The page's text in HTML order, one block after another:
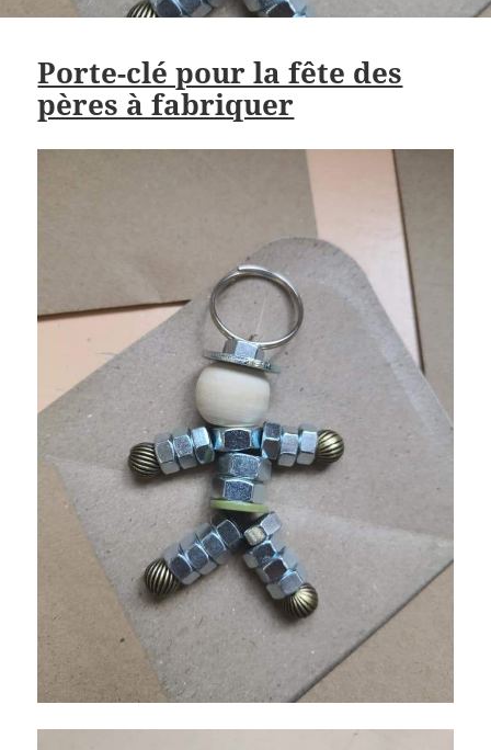
Porte-clé pour la fête des
pères à fabriquer